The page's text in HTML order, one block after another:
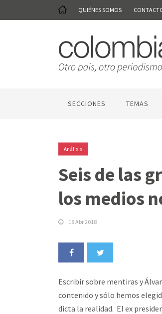
QUIÉNES SOMOS
SECCIONES TEMAS
Análisis
Seis de las
los medios
18 Abr 2018
Escribir sobre mentiras y
contenido y sólo hemos
dicta la realidad. El ex